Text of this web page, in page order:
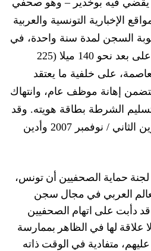
يقضي فيه بوخدير – وهو صحفي
الإخبارية التونسية والعربية
السجن لمدة سنة واحدة، في
سجن صفاقس الذي يقع على بعد نحو 140 ميلا (225
على خلفية ما يعتقد
تتضمن إهانة موظف عام، وانتهاك
الشرطة بطاقة هويته. وقد
تم حبس بوخدير في تشرين الثاني / نوفمبر 2007 وأدين
حماية الصحفيين أن تونس،
العربي في مجال سجن
منذ عام 2001، قد دأبت على اتهام الصحفيين
علاقة لها في الظاهر بممارسة
متفادية في الوقت ذاته